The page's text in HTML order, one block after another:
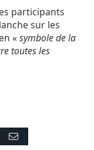
participants
sur les
«symbole de la
toutes les
Partager